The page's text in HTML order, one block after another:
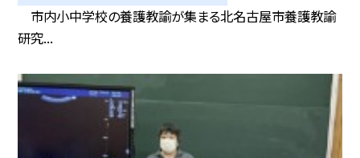
市内小中学校の養護教諭が集まる北名古屋市養護教諭
研究...